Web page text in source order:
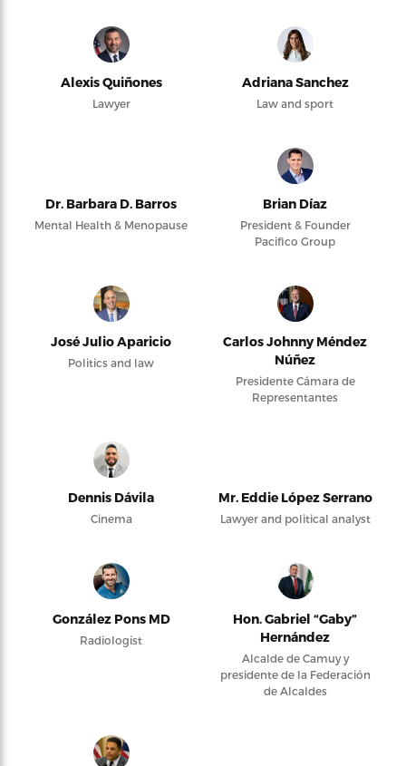
Alexis Quiñones
Lawyer
Adriana Sanchez
Law and sport
Dr. Barbara D. Barros
Mental Health & Menopause
Brian Díaz
President & Founder
Pacifico Group
José Julio Aparicio
Politics and law
Carlos Johnny Méndez
Núñez
Presidente Cámara de
Representantes
Dennis Dávila
Cinema
Mr. Eddie López Serrano
Lawyer and political analyst
González Pons MD
Radiologist
Hon. Gabriel “Gaby”
Hernández
Alcalde de Camuy y
presidente de la Federación
de Alcaldes